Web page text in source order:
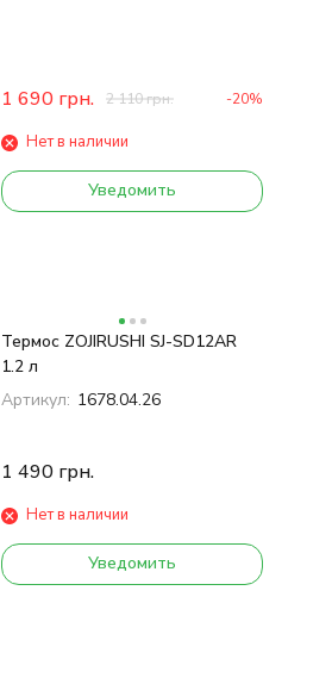
1 690 грн. 2 110грн. -20%
Нет в наличии
Уведомить
Термос ZOJIRUSHI SJ-SD12AR
1.2 л
Артикул: 1678.04.26
1 490 грн.
Нет в наличии
Уведомить